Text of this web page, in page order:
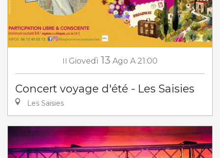
Il Giovedì 13 Ago A 21:00
Concert voyage d'été - Les Saisies
Les Saisies